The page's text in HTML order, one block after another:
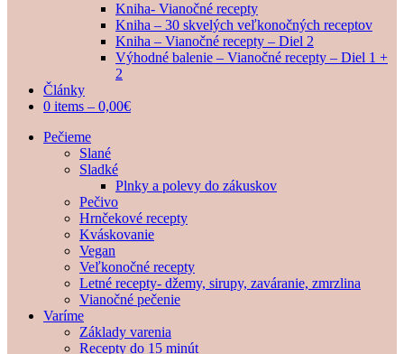
Kniha- Vianočné recepty
Kniha – 30 skvelých veľkonočných receptov
Kniha – Vianočné recepty – Diel 2
Výhodné balenie – Vianočné recepty – Diel 1 +
2
Články
0 items – 0,00€
Pečieme
Slané
Sladké
Plnky a polevy do zákuskov
Pečivo
Hrnčekové recepty
Kváskovanie
Vegan
Veľkonočné recepty
Letné recepty- džemy, sirupy, zaváranie, zmrzlina
Vianočné pečenie
Varíme
Základy varenia
Recepty do 15 minút